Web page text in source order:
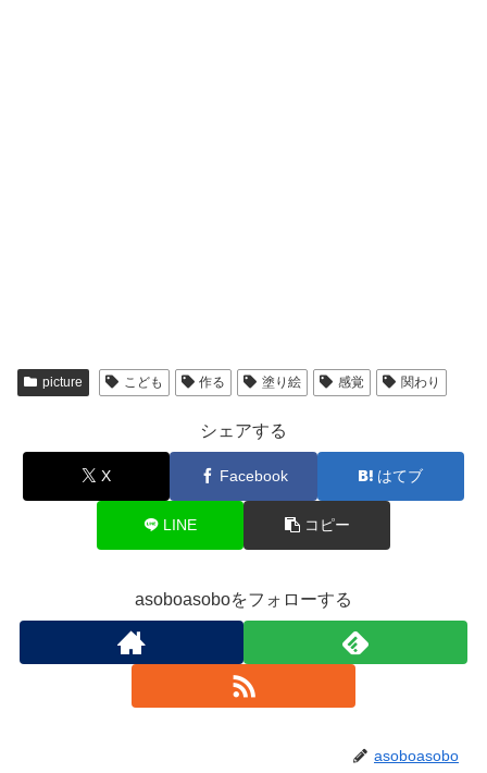
picture こども 作る 塗り絵 感覚 関わり
シェアする
X Facebook はてブ
LINE コピー
asoboasoboをフォローする
asoboasobo